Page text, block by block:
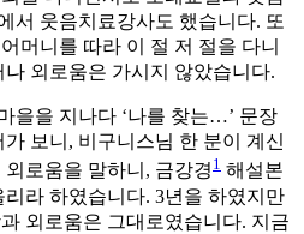
서 웃음치료강사도 했습니다. 또
머니를 따라 이 절 저 절을 다니
외로움은 가시지 않았습니다.
을을 지나다 ‘나를 찾는…’ 문장
보니, 비구니스님 한 분이 계신
로움을 말하니, 금강경 1 해설본
라 하였습니다. 3년을 하였지만
외로움은 그대로였습니다. 지금